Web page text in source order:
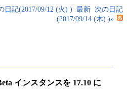
日記(2017/09/12 (火) ) 最新 次の日記
(2017/09/14 (木) )»
インスタンスを 17.10 に